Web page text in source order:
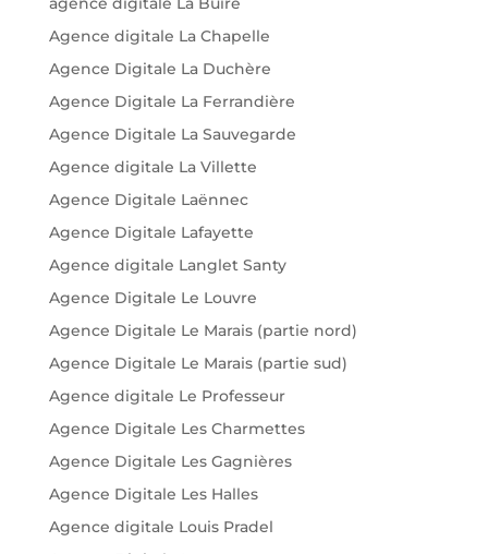
Agence digitale La Chapelle
Agence Digitale La Duchère
Agence Digitale La Ferrandière
Agence Digitale La Sauvegarde
Agence digitale La Villette
Agence Digitale Laënnec
Agence Digitale Lafayette
Agence digitale Langlet Santy
Agence Digitale Le Louvre
Agence Digitale Le Marais (partie nord)
Agence Digitale Le Marais (partie sud)
Agence digitale Le Professeur
Agence Digitale Les Charmettes
Agence Digitale Les Gagnières
Agence Digitale Les Halles
Agence digitale Louis Pradel